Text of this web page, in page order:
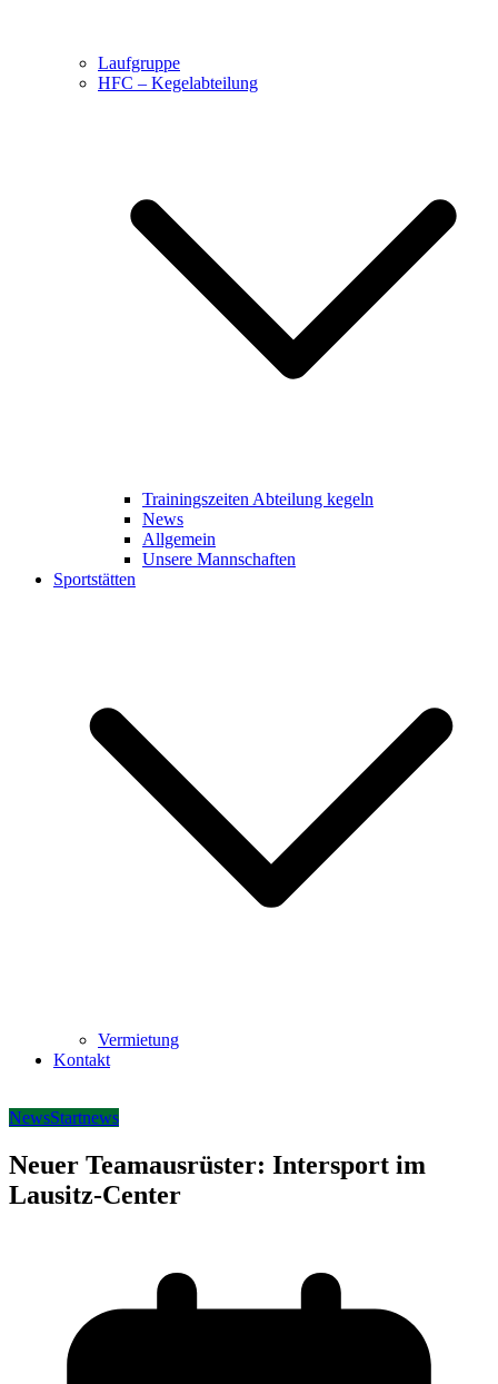
Laufgruppe
HFC – Kegelabteilung
Trainingszeiten Abteilung kegeln
News
Allgemein
Unsere Mannschaften
Sportstätten
Vermietung
Kontakt
NewsStartnews
Neuer Teamausrüster: Intersport im
Lausitz-Center